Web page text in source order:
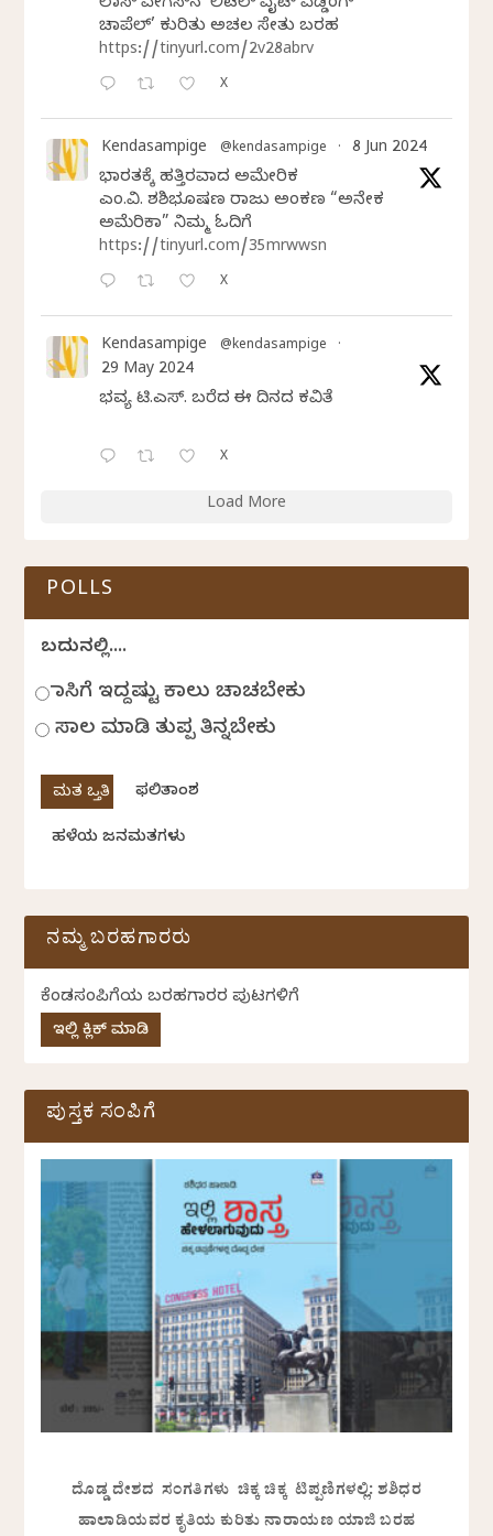
ಚಾಪೆಲ್’ ಕುರಿತು ಅಚಲ ಸೇತು ಬರಹ
https://tinyurl.com/2v28abrv
X
Kendasampige @kendasampige · 8 Jun 2024
ಭಾರತಕ್ಕೆ ಹತ್ತಿರವಾದ ಅಮೇರಿಕ
ಎಂ.ವಿ. ಶಶಿಭೂಷಣ ರಾಜು ಅಂಕಣ “ಅನೇಕ
ಅಮೆರಿಕಾ” ನಿಮ್ಮ ಓದಿಗೆ
https://tinyurl.com/35mrwwsn
X
Kendasampige @kendasampige ·
29 May 2024
ಭವ್ಯ ಟಿ.ಎಸ್. ಬರೆದ ಈ ದಿನದ ಕವಿತೆ
X
Load More
POLLS
ಬದುಕಿನಲ್ಲಿ....
ಹಾಸಿಗೆ ಇದ್ದಷ್ಟು ಕಾಲು ಚಾಚಬೇಕು
ಸಾಲ ಮಾಡಿ ತುಪ್ಪ ತಿನ್ನಬೇಕು
ಫಲಿತಾಂಶ
ಹಳೆಯ ಜನಮತಗಳು
ನಮ್ಮ ಬರಹಗಾರರು
ಕೆಂಡಸಂಪಿಗೆಯ ಬರಹಗಾರರ ಪುಟಗಳಿಗೆ
ಇಲ್ಲಿ ಕ್ಲಿಕ್ ಮಾಡಿ
ಪುಸ್ತಕ ಸಂಪಿಗೆ
ದೊಡ್ಡ ದೇಶದ ಸಂಗತಿಗಳು ಚಿಕ್ಕ ಚಿಕ್ಕ ಟಿಪ್ಪಣಿಗಳಲ್ಲಿ: ಶಶಿಧರ
ಹಾಲಾಡಿಯವರ ಕೃತಿಯ ಕುರಿತು ನಾರಾಯಣ ಯಾಜಿ ಬರಹ